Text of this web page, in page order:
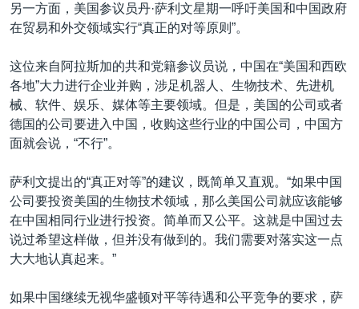
另一方面，美国参议员丹·萨利文星期一呼吁美国和中国政府
在贸易和外交领域实行“真正的对等原则”。
这位来自阿拉斯加的共和党籍参议员说，中国在“美国和西欧
各地”大力进行企业并购，涉足机器人、生物技术、先进机
械、软件、娱乐、媒体等主要领域。但是，美国的公司或者
德国的公司要进入中国，收购这些行业的中国公司，中国方
面就会说，“不行”。
萨利文提出的“真正对等”的建议，既简单又直观。“如果中国
公司要投资美国的生物技术领域，那么美国公司就应该能够
在中国相同行业进行投资。简单而又公平。这就是中国过去
说过希望这样做，但并没有做到的。我们需要对落实这一点
大大地认真起来。”
如果中国继续无视华盛顿对平等待遇和公平竞争的要求，萨